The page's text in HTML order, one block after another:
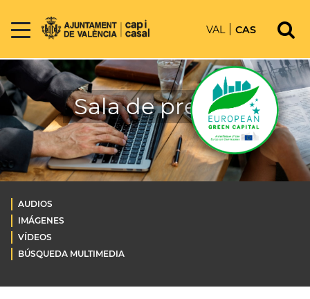
VAL CAS
Sala de prensa
AUDIOS
IMÁGENES
VÍDEOS
BÚSQUEDA MULTIMEDIA